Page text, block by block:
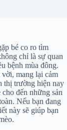
bé co ro tìm
chỉ là sự quan
bệnh mùa đông.
mang lại cảm
thị trường hiện nay
đến những sản
Nếu bạn đang
này sẽ giúp bạn